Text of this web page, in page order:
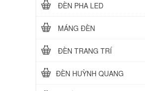
ĐÈN PHA LED
MÁNG ĐÈN
ĐÈN TRANG TRÍ
ĐÈN HUỲNH QUANG